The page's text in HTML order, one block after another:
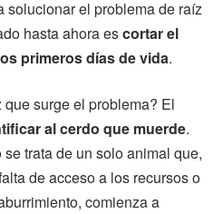
solucionar el problema de raíz
hasta ahora escortar el
primeros días de vida.
surge el problema? El
al cerdo que muerde.
trata de un solo animal que,
de acceso a los recursos o
comienza a